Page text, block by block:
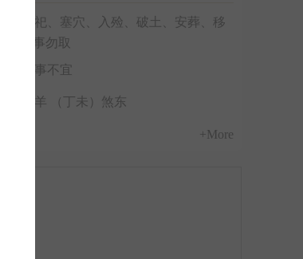
祭祀、塞穴、入殓、破土、安葬、移
柩、馀事勿取
诸事不宜
冲羊 （丁未）煞东
+More